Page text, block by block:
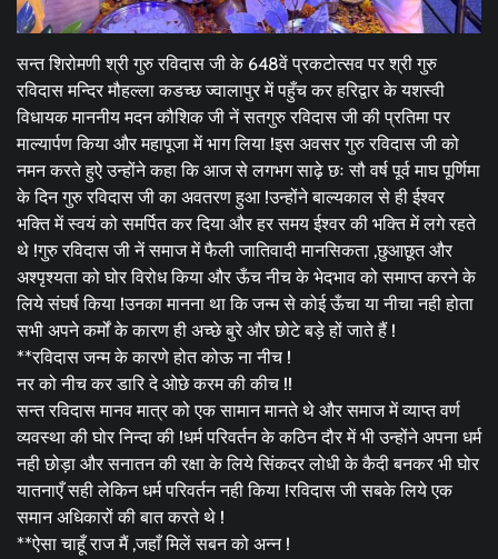
सन्त शिरोमणी श्री गुरु रविदास जी के 648वें प्रकटोत्सव पर श्री गुरु
रविदास मन्दिर मौहल्ला कडच्छ ज्वालापुर में पहुँच कर हरिद्वार के यशस्वी
विधायक माननीय मदन कौशिक जी नें सतगुरु रविदास जी की प्रतिमा पर
माल्यार्पण किया और महापूजा में भाग लिया !इस अवसर गुरु रविदास जी को
नमन करते हुऐ उन्होंने कहा कि आज से लगभग साढ़े छः सौ वर्ष पूर्व माघ पूर्णिमा
के दिन गुरु रविदास जी का अवतरण हुआ !उन्होंने बाल्यकाल से ही ईश्वर
भक्ति में स्वयं को समर्पित कर दिया और हर समय ईश्वर की भक्ति में लगे रहते
थे !गुरु रविदास जी नें समाज में फैली जातिवादी मानसिकता ,छुआछूत और
अश्पृश्यता को घोर विरोध किया और ऊँच नीच के भेदभाव को समाप्त करने के
लिये संघर्ष किया !उनका मानना था कि जन्म से कोई ऊँचा या नीचा नही होता
सभी अपने कर्मों के कारण ही अच्छे बुरे और छोटे बड़े हों जाते हैं !
**रविदास जन्म के कारणे होत कोऊ ना नीच !
नर को नीच कर डारि दे ओछे करम की कीच !!
सन्त रविदास मानव मात्र को एक सामान मानते थे और समाज में व्याप्त वर्ण
व्यवस्था की घोर निन्दा की !धर्म परिवर्तन के कठिन दौर में भी उन्होंने अपना धर्म
नही छोड़ा और सनातन की रक्षा के लिये सिंकदर लोधी के कैदी बनकर भी घोर
यातनाएँ सही लेकिन धर्म परिवर्तन नही किया !रविदास जी सबके लिये एक
समान अधिकारों की बात करते थे !
**ऐसा चाहूँ राज मैं ,जहाँ मिलें सबन को अन्न !